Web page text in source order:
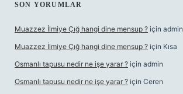
SON YORUMLAR
Muazzez İlmiye Çığ hangi dine mensup ? için admin
Muazzez İlmiye Çığ hangi dine mensup ? için Kısa
Osmanlı tapusu nedir ne işe yarar ? için admin
Osmanlı tapusu nedir ne işe yarar ? için Ceren